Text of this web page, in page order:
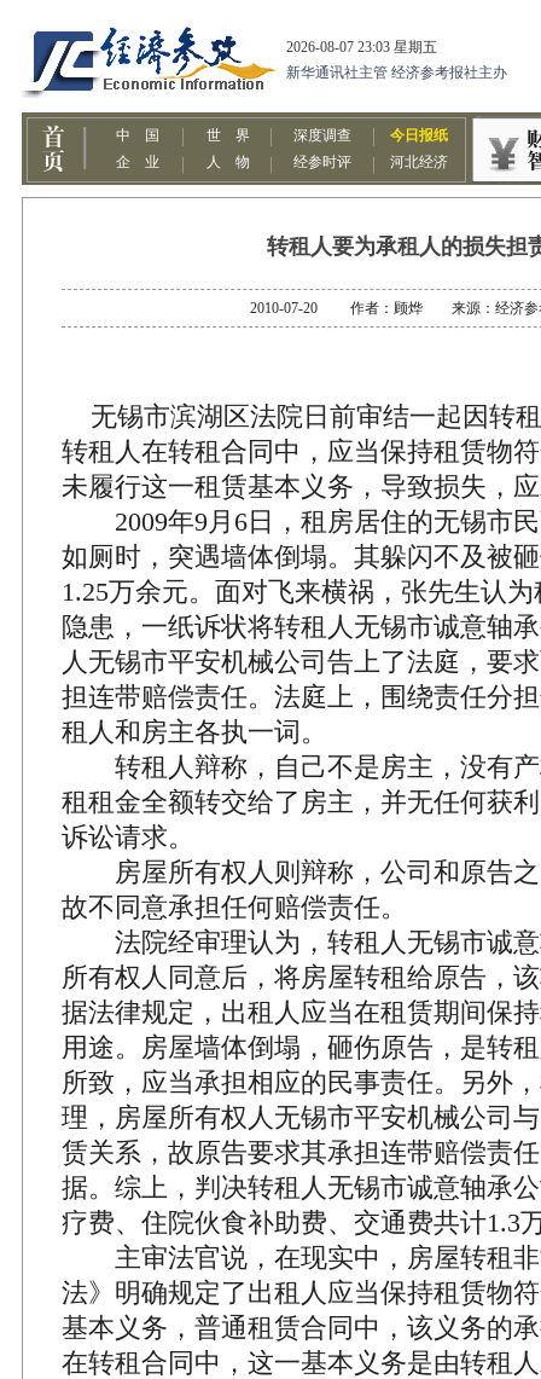
转租人要为承租人的损失担
2010-07-20 作者：顾烨 来源：经济参
无锡市滨湖区法院日前审结一起因转
转租人在转租合同中，应当保持租赁物
未履行这一租赁基本义务，导致损失，
2009年9月6日，租房居住的无锡市民
如厕时，突遇墙体倒塌。其躲闪不及被
1.25万余元。面对飞来横祸，张先生认
隐患，一纸诉状将转租人无锡市诚意轴
人无锡市平安机械公司告上了法庭，要
担连带赔偿责任。法庭上，围绕责任分
租人和房主各执一词。
转租人辩称，自己不是房主，没有产
租租金全额转交给了房主，并无任何获
诉讼请求。
房屋所有权人则辩称，公司和原告之
故不同意承担任何赔偿责任。
法院经审理认为，转租人无锡市诚意
所有权人同意后，将房屋转租给原告，
据法律规定，出租人应当在租赁期间保
用途。房屋墙体倒塌，砸伤原告，是转
所致，应当承担相应的民事责任。另外
理，房屋所有权人无锡市平安机械公司
赁关系，故原告要求其承担连带赔偿责
据。综上，判决转租人无锡市诚意轴承
疗费、住院伙食补助费、交通费共计1.3
主审法官说，在现实中，房屋转租非
法》明确规定了出租人应当保持租赁物
基本义务，普通租赁合同中，该义务的
在转租合同中，这一基本义务是由转租